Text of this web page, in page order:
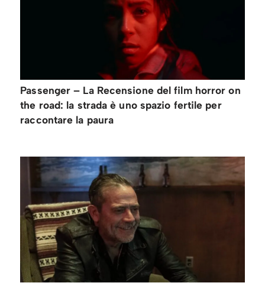
Passenger – La Recensione del film horror on
the road: la strada è uno spazio fertile per
raccontare la paura